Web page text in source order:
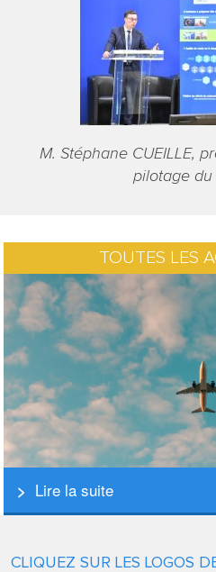
M. Stéphane CUEILLE,
pilotage du
TOUTES LES
Lire la suite
CLIQUEZ SUR LES LOGOS